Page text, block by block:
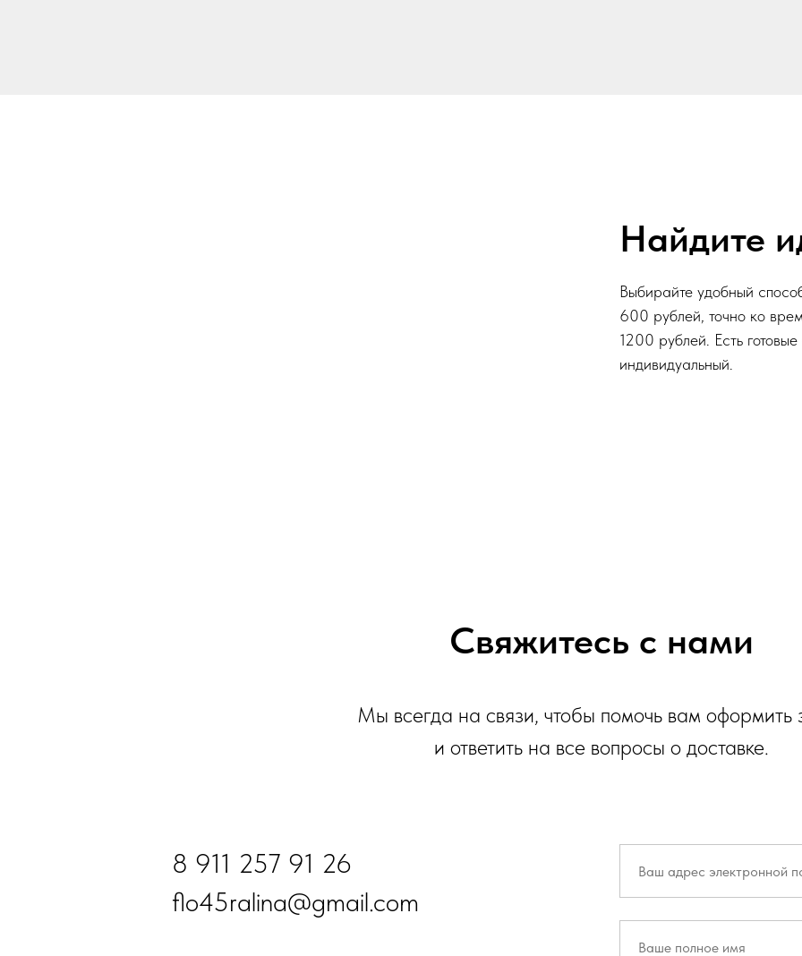
Найдите
Выбирайте удобный
600 рублей, точно ко
1200 рублей. Есть
индивидуальный.
Свяжитесь с нами
Мы всегда на связи, чтобы помочь вам оформить
и ответить на все вопросы о доставке.
8 911 257 91 26
flo45ralina@gmail.com